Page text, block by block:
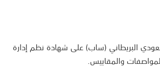
البريطاني (ساب) على شهادة نظم إدارة